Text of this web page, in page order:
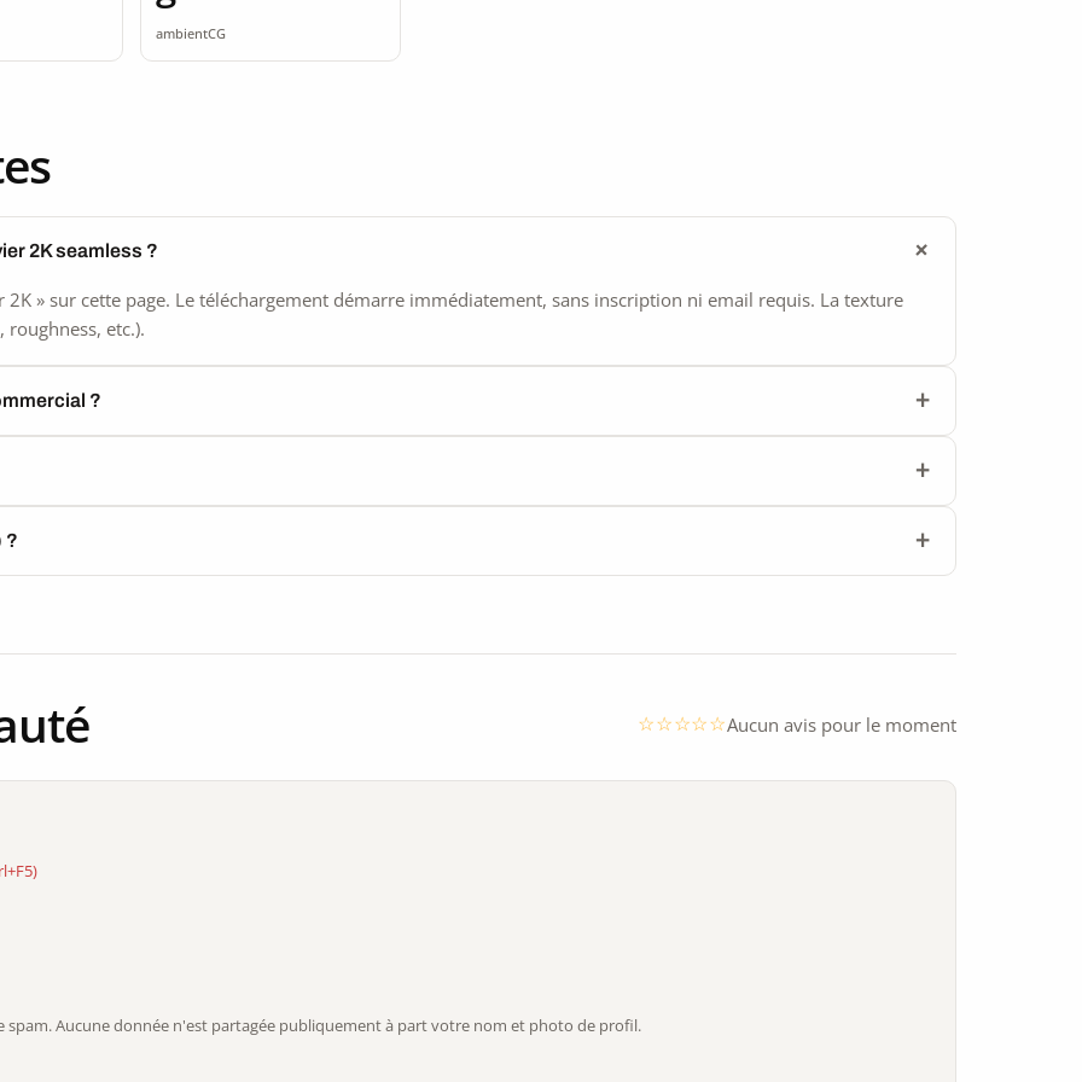
seamless
ambientCG
2K seamless ?
» sur cette page. Le téléchargement démarre immédiatement, sans inscription ni email requis. La texture
roughness, etc.).
?
?
Aucun avis pour le moment
Aucune donnée n'est partagée publiquement à part votre nom et photo de profil.